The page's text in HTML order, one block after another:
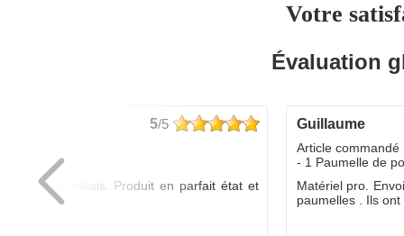
Votre
Évaluation
5/5
dans les délais. Produit en parfait état et
guillaume
Article commandé
- 1 Paumelle de
Matériel pro.
paumelles . Ils ont